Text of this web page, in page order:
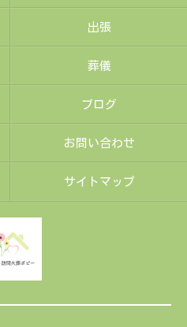
出張
葬儀
ブログ
お問い合わせ
サイトマップ